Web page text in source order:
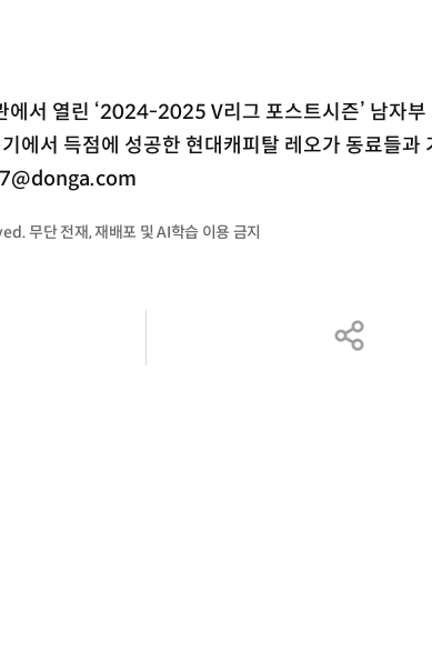
에서 열린 ‘2024-2025 V리그 포스트시즌’ 남자
에서 득점에 성공한 현대캐피탈 레오가 동료들과
무단 전재, 재배포 및 AI학습 이용 금지